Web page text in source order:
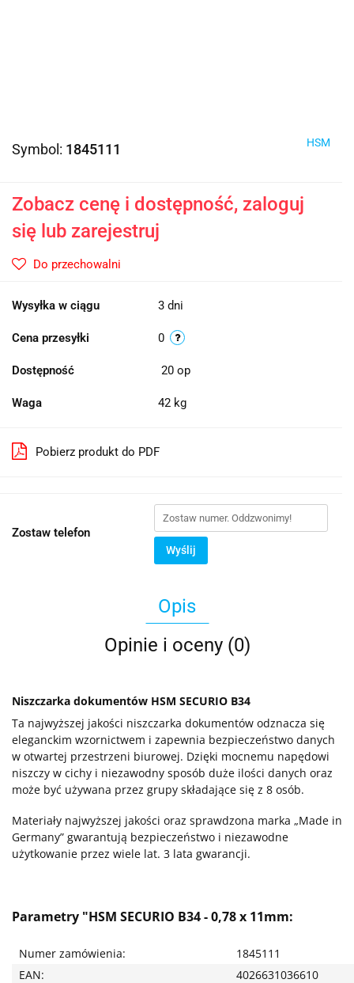
Symbol: 1845111 HSM
Zobacz cenę i dostępność, zaloguj
się lub zarejestruj
Do przechowalni
Wysyłka w ciągu 3 dni
Cena przesyłki 0
Dostępność 20 op
Waga 42 kg
Pobierz produkt do PDF
Zostaw telefon
Wyślij
Opis
Opinie i oceny (0)
Niszczarka dokumentów HSM SECURIO B34
Ta najwyższej jakości niszczarka dokumentów odznacza się
eleganckim wzornictwem i zapewnia bezpieczeństwo danych
w otwartej przestrzeni biurowej. Dzięki mocnemu napędowi
niszczy w cichy i niezawodny sposób duże ilości danych oraz
może być używana przez grupy składające się z 8 osób.
Materiały najwyższej jakości oraz sprawdzona marka „Made in
Germany” gwarantują bezpieczeństwo i niezawodne
użytkowanie przez wiele lat. 3 lata gwarancji.
Parametry "HSM SECURIO B34 - 0,78 x 11mm:
Numer zamówienia:
1845111
EAN:
4026631036610